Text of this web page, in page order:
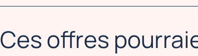
Ces offres